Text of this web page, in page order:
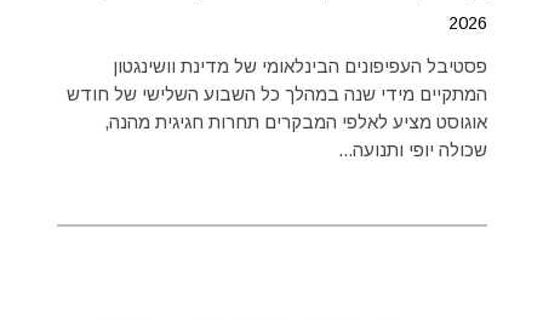
2026
פסטיבל העפיפונים הבינלאומי של מדינת וושינגטון
המתקיים מידי שנה במהלך כל השבוע השלישי של חודש
אוגוסט מציע לאלפי המבקרים תחרות חגיגית מהנה,
שכולה יופי ותנועה...